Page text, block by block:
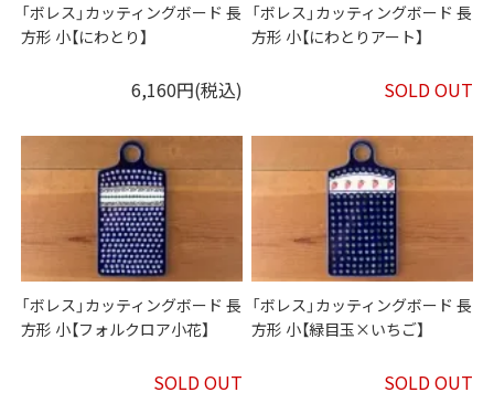
「ボレス」カッティングボード 長
方形 小【にわとり】
6,160円(税込)
「ボレス」カッティングボード 長
方形 小【にわとりアート】
SOLD OUT
「ボレス」カッティングボード 長
方形 小【フォルクロア小花】
SOLD OUT
「ボレス」カッティングボード 長
方形 小【緑目玉×いちご】
SOLD OUT